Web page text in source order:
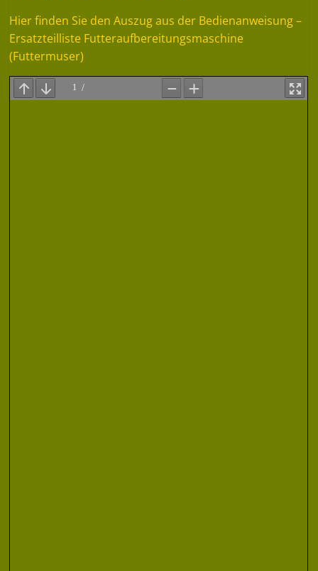
Hier finden Sie den Auszug aus der Bedienanweisung –
Ersatzteilliste Futteraufbereitungsmaschine
(Futtermuser)